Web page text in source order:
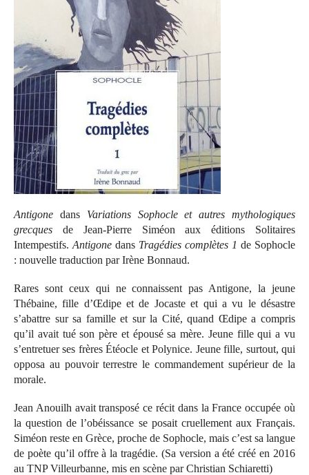
Antigone dans Variations Sophocle et autres mythologiques
grecques de Jean-Pierre Siméon aux éditions Solitaires
Intempestifs. Antigone dans Tragédies complètes 1 de Sophocle
: nouvelle traduction par Irène Bonnaud.
Rares sont ceux qui ne connaissent pas Antigone, la jeune
Thébaine, fille d’Œdipe et de Jocaste et qui a vu le désastre
s’abattre sur sa famille et sur la Cité, quand Œdipe a compris
qu’il avait tué son père et épousé sa mère. Jeune fille qui a vu
s’entretuer ses frères Étéocle et Polynice. Jeune fille, surtout, qui
opposa au pouvoir terrestre le commandement supérieur de la
morale.
Jean Anouilh avait transposé ce récit dans la France occupée où
la question de l’obéissance se posait cruellement aux Français.
Siméon reste en Grèce, proche de Sophocle, mais c’est sa langue
de poète qu’il offre à la tragédie. (Sa version a été créé en 2016
au TNP Villeurbanne, mis en scène par Christian Schiaretti)